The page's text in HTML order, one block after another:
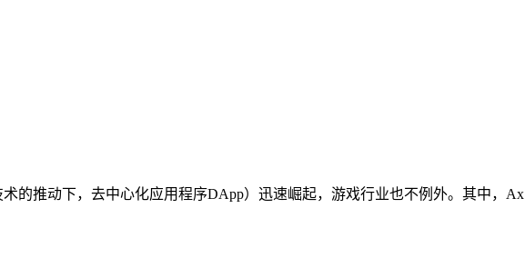
的推动下，去中心化应用程序DApp）迅速崛起，游戏行业也不例外。其中，Ax